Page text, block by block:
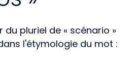
pluriel de « scénario »
l'étymologie du mot :